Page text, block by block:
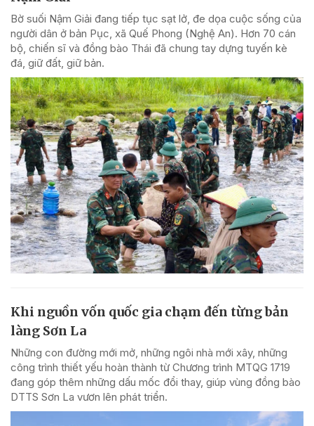
Bờ suối Nậm Giải đang tiếp tục sạt lở, đe dọa cuộc sống của
người dân ở bản Pục, xã Quế Phong (Nghệ An). Hơn 70 cán
bộ, chiến sĩ và đồng bào Thái đã chung tay dựng tuyến kè
đá, giữ đất, giữ bản.
Khi nguồn vốn quốc gia chạm đến từng bản
làng Sơn La
Những con đường mới mở, những ngôi nhà mới xây, những
công trình thiết yếu hoàn thành từ Chương trình MTQG 1719
đang góp thêm những dấu mốc đổi thay, giúp vùng đồng bào
DTTS Sơn La vươn lên phát triển.